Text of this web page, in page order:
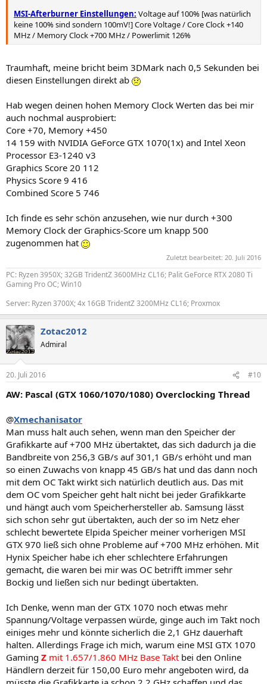
MSI-Afterburner Einstellungen: Voltage auf 100% [was natürlich
keine 100% sind sondern 100mV!] Core Voltage / Core Clock +140
MHz / Memory Clock +700 MHz / Powerlimit 126%
Traumhaft, meine bricht beim 3DMark nach 0,5 Sekunden bei
diesen Einstellungen direkt ab
Hab wegen deinen hohen Memory Clock Werten das bei mir
auch nochmal ausprobiert:
Core +70, Memory +450
14 159 with NVIDIA GeForce GTX 1070(1x) and Intel Xeon
Processor E3-1240 v3
Graphics Score 20 112
Physics Score 9 416
Combined Score 5 746
Ich finde es sehr schön anzusehen, wie nur durch +300
Memory Clock der Graphics-Score um knapp 500
zugenommen hat
Zuletzt bearbeitet: 20. Juli 2016
PC: Ryzen 3950X; 32GB TridentZ 3600MHz CL16; Palit GeForce RTX 2080 Ti
Gaming Pro OC; Win10
Server: Ryzen 3700X; 4x 16GB TridentZ 3200MHz CL16; Proxmox
Zotac2012
Admiral
20. Juli 2016 #10
AW: Pascal (GTX 1060/1070/1080) Overclocking Thread
@Xmechanisator
Man muss halt auch sehen, wenn man den Speicher der
Grafikkarte auf +700 MHz übertaktet, das sich dadurch ja die
Bandbreite von 256,3 GB/s auf 301,1 GB/s erhöht und man
so einen Zuwachs von knapp 45 GB/s hat und das dann noch
mit dem OC Takt wirkt sich natürlich deutlich aus. Das mit
dem OC vom Speicher geht halt nicht bei jeder Grafikkarte
und hängt auch vom Speicherhersteller ab. Samsung lässt
sich schon sehr gut übertakten, auch der so im Netz eher
schlecht bewertete Elpida Speicher meiner vorherigen MSI
GTX 970 ließ sich ohne Probleme auf +700 MHz erhöhen. Mit
Hynix Speicher habe ich eher schlechtere Erfahrungen
gemacht, die waren bei mir was OC betrifft immer sehr
Bockig und ließen sich nur bedingt übertakten.
Ich Denke, wenn man der GTX 1070 noch etwas mehr
Spannung/Voltage verpassen würde, ginge auch im Takt noch
einiges mehr und könnte sicherlich die 2,1 GHz dauerhaft
halten. Allerdings Frage ich mich, warum eine MSI GTX 1070
Gaming Z mit 1.657/1.860 MHz Base Takt bei den Online
Händlern derzeit für 150,00 Euro mehr angeboten wird, da